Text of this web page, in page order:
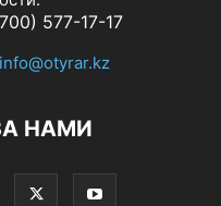
577-17-17
info@otyrar.kz
НАМИ